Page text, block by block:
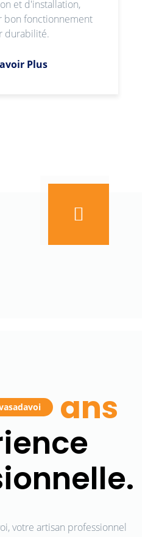
et d'installation,
bon fonctionnement
durabilité.
Plus
ans
votre artisan professionnel